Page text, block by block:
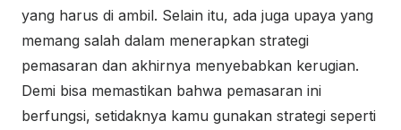
yang harus di ambil. Selain itu, ada juga upaya yang
memang salah dalam menerapkan strategi
pemasaran dan akhirnya menyebabkan kerugian.
Demi bisa memastikan bahwa pemasaran ini
berfungsi, setidaknya kamu gunakan strategi seperti